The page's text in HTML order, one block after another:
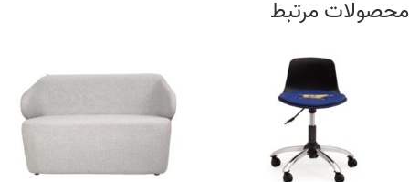
محصولات مرتبط